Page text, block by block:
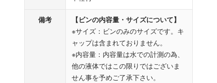
備考
【ビンの内容量・サイズについて】
※サイズ：ビンのみのサイズです。キ
ャップは含まれておりません。
※内容量：内容量は水での計測の為、
他の液体ではこの限りではございま
せん事を予めご了承下さい。